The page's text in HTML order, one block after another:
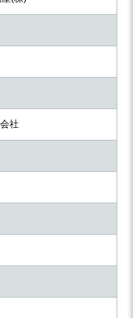
社